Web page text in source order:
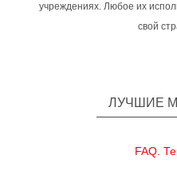
учреждениях. Любое их
свой
ЛУЧШИЕ
FAQ.